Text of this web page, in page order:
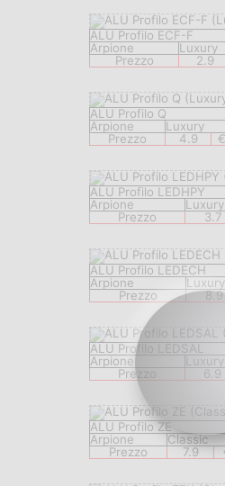
ALU Profilo ECF-F
Arpione
Luxury
Prezzo
2.9
ALU Profilo Q
Arpione
Luxury
Prezzo
4.9 €
ALU Profilo LEDHPY
Arpione
Luxury
Prezzo
3.7
ALU Profilo LEDECH
Arpione
Luxury
Prezzo
8.9
ALU Profilo LEDSAL
Arpione
Luxury
Prezzo
6.9
ALU Profilo ZE
Arpione
Classic
Prezzo
7.9